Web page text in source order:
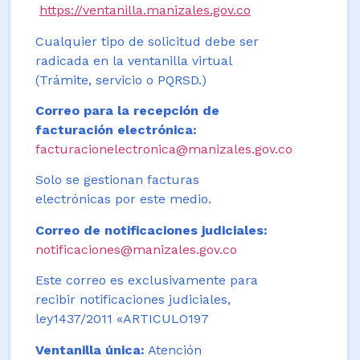
https://ventanilla.manizales.gov.co
Cualquier tipo de solicitud debe ser
radicada en la ventanilla virtual
(Trámite, servicio o PQRSD.)
Correo para la recepción de
facturación electrónica:
facturacionelectronica@manizales.gov.co
Solo se gestionan facturas
electrónicas por este medio.
Correo de notificaciones judiciales:
notificaciones@manizales.gov.co
Este correo es exclusivamente para
recibir notificaciones judiciales,
ley1437/2011 «ARTICULO197
Ventanilla única: Atención